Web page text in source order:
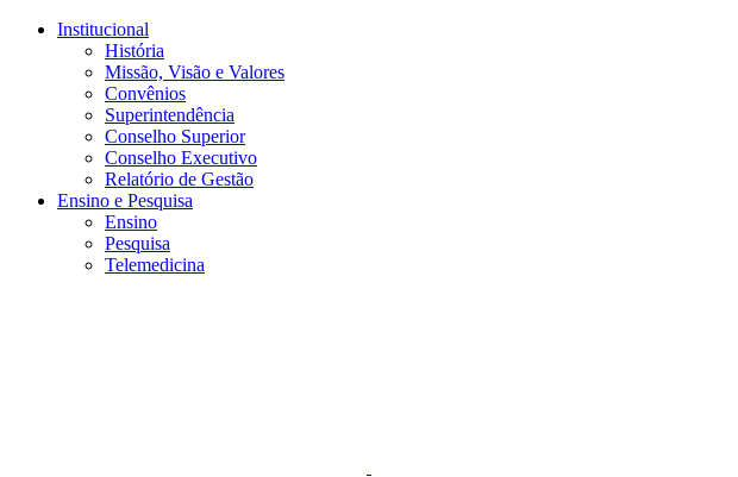
Conteúdo principal
Institucional
História
Missão, Visão e Valores
Convênios
Superintendência
Conselho Superior
Conselho Executivo
Relatório de Gestão
Ensino e Pesquisa
Ensino
Pesquisa
Telemedicina